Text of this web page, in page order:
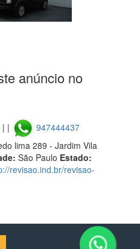
anúncio no
| |
947444437
lima 289 - Jardim Vila
São Paulo Estado:
revisao.ind.br/revisao-